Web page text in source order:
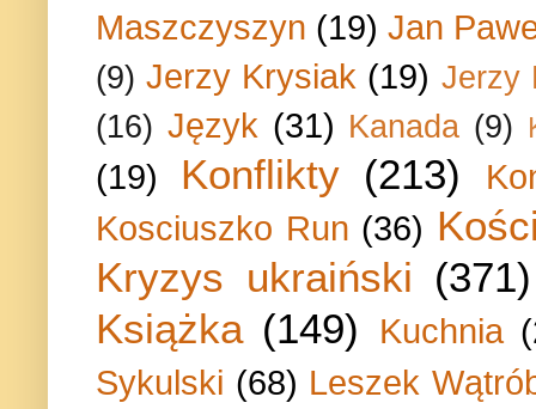
Maszczyszyn (19) Jan
(9) Jerzy Krysiak (19) Jerzy
(16) Język (31) Kanada (9)
(19) Konflikty (213)
Kosciuszko Run (36)
Kryzys ukraiński (371)
Książka (149) Kuchnia
Sykulski (68) Leszek